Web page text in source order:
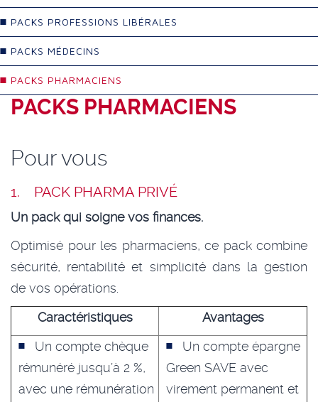
PACKS PROFESSIONS LIBÉRALES
PACKS MÉDECINS
PACKS PHARMACIENS
PACKS PHARMACIENS
Pour vous
1. PACK PHARMA PRIVÉ
Un pack qui soigne vos finances.
Optimisé pour les pharmaciens, ce pack combine
sécurité, rentabilité et simplicité dans la gestion
de vos opérations.
Caractéristiques
Avantages
Un compte chèque
rémunéré jusqu’à 2 %,
avec une rémunération
Un compte épargne
Green SAVE avec
virement permanent et